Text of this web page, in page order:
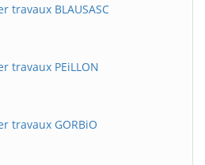
travaux BLAUSASC
travaux PEiLLON
travaux GORBiO